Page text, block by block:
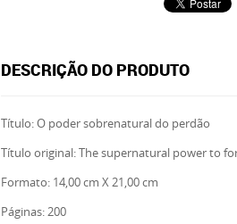
DESCRIÇÃO DO PRODUTO
Título: O poder sobrenatural do perdão
Título original: The supernatural power to
Formato: 14,00 cm X 21,00 cm
Páginas: 200